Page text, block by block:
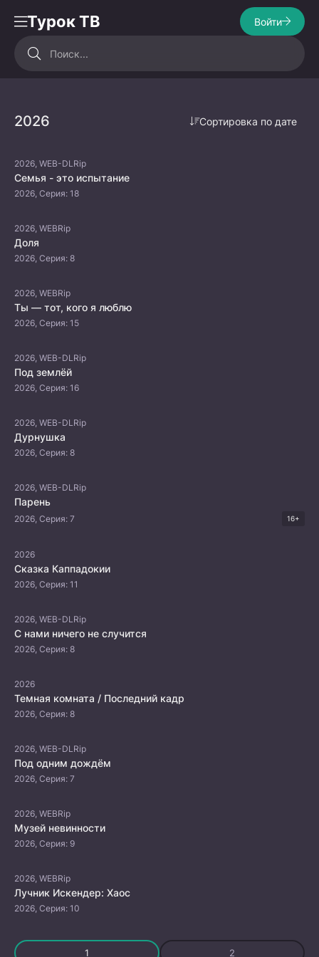
Турок ТВ Войти
2026 Сортировка по дате
2026, WEB-DLRip
Семья - это испытание
2026, Серия: 18
2026, WEBRip
Доля
2026, Серия: 8
2026, WEBRip
Ты — тот, кого я люблю
2026, Серия: 15
2026, WEB-DLRip
Под землёй
2026, Серия: 16
2026, WEB-DLRip
Дурнушка
2026, Серия: 8
2026, WEB-DLRip
Парень
2026, Серия: 7 16+
2026
Сказка Каппадокии
2026, Серия: 11
2026, WEB-DLRip
С нами ничего не случится
2026, Серия: 8
2026
Темная комната / Последний кадр
2026, Серия: 8
2026, WEB-DLRip
Под одним дождём
2026, Серия: 7
2026, WEBRip
Музей невинности
2026, Серия: 9
2026, WEBRip
Лучник Искендер: Хаос
2026, Серия: 10
1 2